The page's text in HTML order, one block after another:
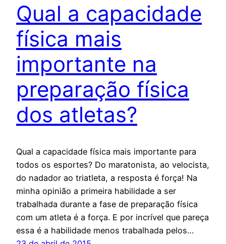
Qual a capacidade
física mais
importante na
preparação física
dos atletas?
Qual a capacidade física mais importante para
todos os esportes? Do maratonista, ao velocista,
do nadador ao triatleta, a resposta é força! Na
minha opinião a primeira habilidade a ser
trabalhada durante a fase de preparação física
com um atleta é a força. E por incrível que pareça
essa é a habilidade menos trabalhada pelos…